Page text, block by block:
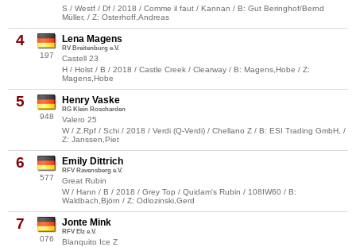
S / Westf / Df / 2018 / Comme il faut / Kannan / B: Gut Beringhof/Bernd
Müller, / Z: Osterhoff,Andreas
4
197
Lena Magens
RV Breitenburg e.V.
Castell 23
H / Holst / B / 2018 / Castle Creek / Clearway / B: Magens,Hobe / Z:
Magens,Hobe
5
948
Henry Vaske
RG Klein Roscharden
Valero 25
W / Z.Rpf / Schi / 2018 / Verdi (Q-Verdi) / Chellano Z / B: ESI Trading GmbH, /
Z: Janssen,Piet
6
577
Emily Dittrich
RFV Ravensberg e.V.
Great Rubin
W / Hann / B / 2018 / Grey Top / Quidam's Rubin / 108IW60 / B:
Waldbach,Björn / Z: Odlozinski,Gerd
7
076
Jonte Mink
RFV Elz e.V.
Blanquito Ice Z